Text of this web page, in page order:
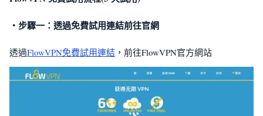
・步驟一：透過免費試用連結前往官網
透過FlowVPN免費試用連結 ，前往FlowVPN官方網站